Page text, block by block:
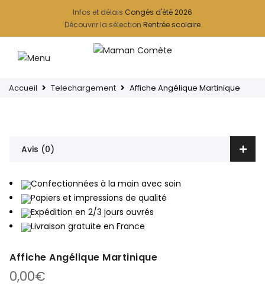
Infos et délais Congés d'été 2026
Découvrir la sélection Rentrée scolaire
Accueil Telechargement Affiche Angélique Martinique
Avis (0)
Confectionnées à la main avec soin
Papiers et impressions de qualité
Expédition en 2/3 jours ouvrés
Livraison gratuite en France
Affiche Angélique Martinique
0,00€